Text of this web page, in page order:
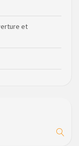
et